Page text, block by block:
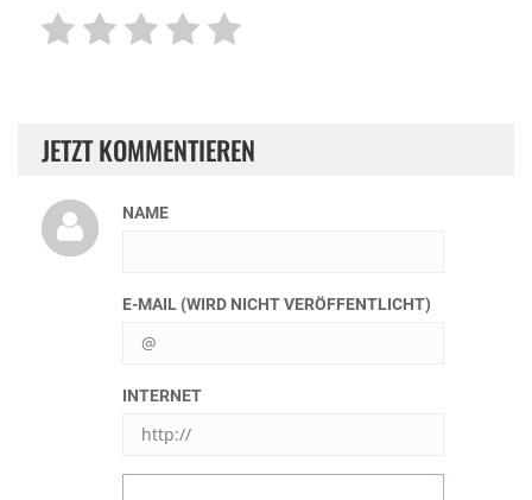
JETZT KOMMENTIEREN
NAME
E-MAIL (WIRD NICHT VERÖFFENTLICHT)
INTERNET